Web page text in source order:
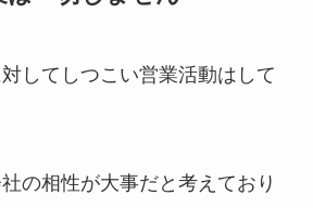
してしつこい営業活動はして
の相性が大事だと考えており